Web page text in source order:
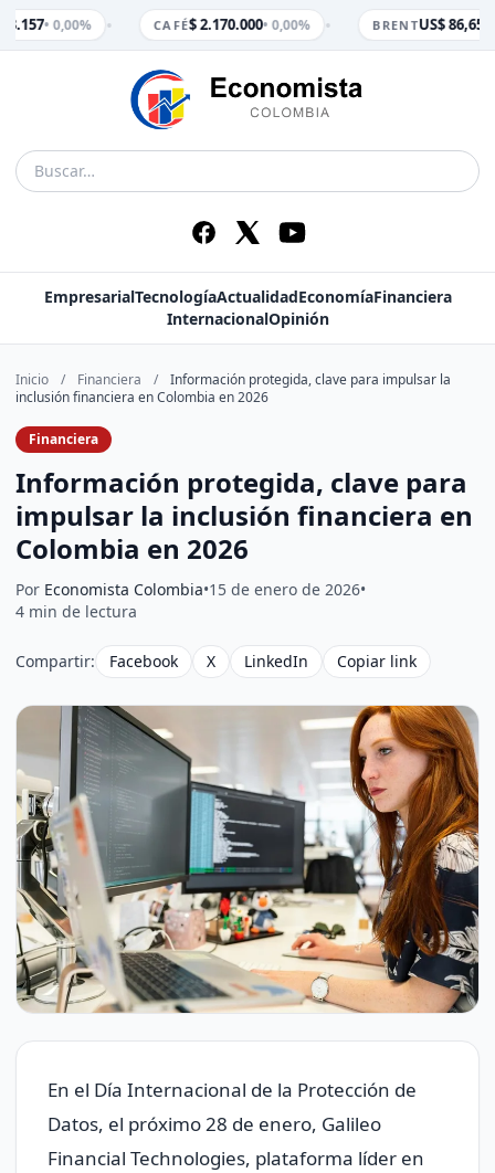
• 0,00% CAFÉ$ 2.170.000• 0,00% BRENT US$ 86,65•
EmpresarialTecnologíaActualidadEconomíaFinanciera
InternacionalOpinión
Inicio / Financiera /
Información protegida, clave para impulsar la
inclusión financiera en Colombia en 2026
Financiera
Información protegida, clave para
impulsar la inclusión financiera en
Colombia en 2026
Por Economista Colombia•15 de enero de 2026•
4 min de lectura
Compartir: Facebook X LinkedIn Copiar link
En el Día Internacional de la Protección de
Datos, el próximo 28 de enero, Galileo
Financial Technologies, plataforma líder en